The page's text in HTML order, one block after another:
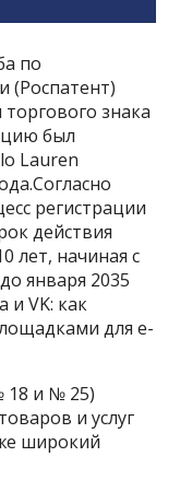
по
(Роспатент)
знака
был
Lauren
регистрации
действия
лет, начиная с
января 2035
и VK: как
для e-
18 и № 25)
и услуг
широкий